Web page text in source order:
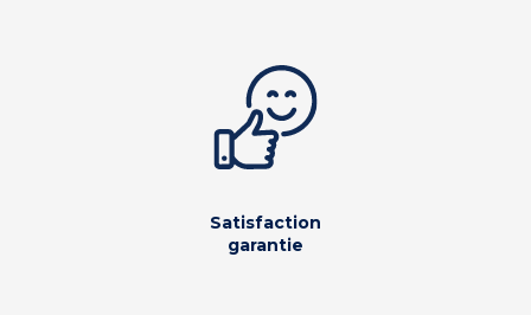
Satisfaction
garantie